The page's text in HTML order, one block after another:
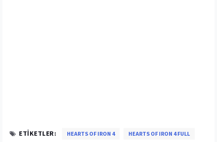
ETIKETLER: HEARTS OF IRON 4 HEARTS OF IRON 4 FULL